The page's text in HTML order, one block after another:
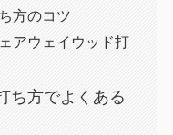
方のコツ
アウェイウッド打
ち方でよくある